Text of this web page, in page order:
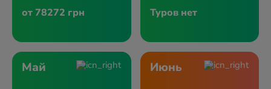
от 78272 грн Туров нет
Май Июнь